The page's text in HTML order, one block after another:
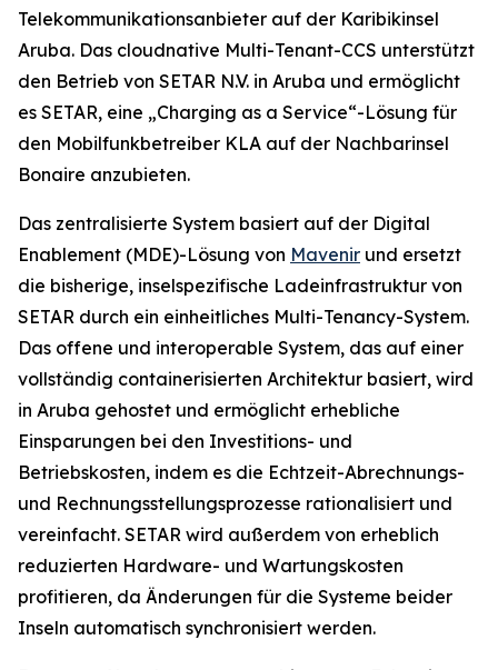
Telekommunikationsanbieter auf der Karibikinsel
Aruba. Das cloudnative Multi-Tenant-CCS unterstützt
den Betrieb von SETAR N.V. in Aruba und ermöglicht
es SETAR, eine „Charging as a Service“-Lösung für
den Mobilfunkbetreiber KLA auf der Nachbarinsel
Bonaire anzubieten.
Das zentralisierte System basiert auf der Digital
Enablement (MDE)-Lösung von Mavenir und ersetzt
die bisherige, inselspezifische Ladeinfrastruktur von
SETAR durch ein einheitliches Multi-Tenancy-System.
Das offene und interoperable System, das auf einer
vollständig containerisierten Architektur basiert, wird
in Aruba gehostet und ermöglicht erhebliche
Einsparungen bei den Investitions- und
Betriebskosten, indem es die Echtzeit-Abrechnungs-
und Rechnungsstellungsprozesse rationalisiert und
vereinfacht. SETAR wird außerdem von erheblich
reduzierten Hardware- und Wartungskosten
profitieren, da Änderungen für die Systeme beider
Inseln automatisch synchronisiert werden.